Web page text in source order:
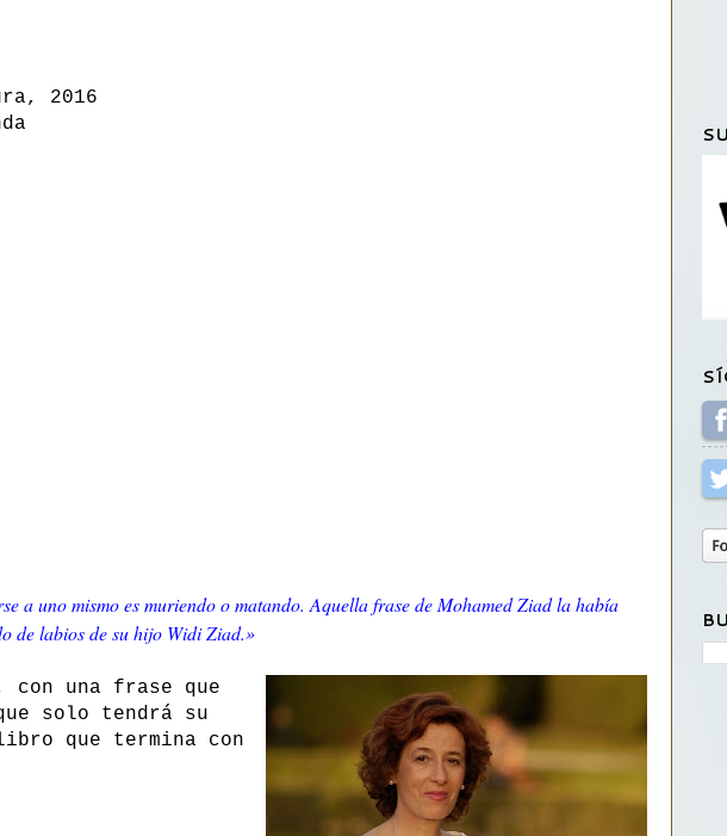
2016
a uno mismo es muriendo o matando. Aquella frase de Mohamed Ziad la había
de labios de su hijo Widi Ziad.»
con una frase que
solo tendrá su
que termina con